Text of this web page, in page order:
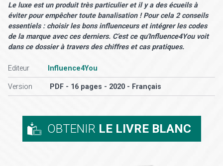
Le luxe est un produit très particulier et il y a des écueils à
éviter pour empêcher toute banalisation ! Pour cela 2 conseils
essentiels : choisir les bons influenceurs et intégrer les codes
de la marque avec ces derniers. C’est ce qu'Influence4You voit
dans ce dossier à travers des chiffres et cas pratiques.
Editeur Influence4You
Version PDF - 16 pages - 2020 - Français
OBTENIR LE LIVRE BLANC